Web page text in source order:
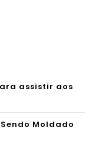
assistir aos
Moldado